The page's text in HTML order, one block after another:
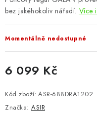
Bonusový
bez jakéhokoliv nářadí. Více
Momentálně nedostupné
6 099 Kč
Kód zboží: ASR-688DRA1202
Značka: ASIR